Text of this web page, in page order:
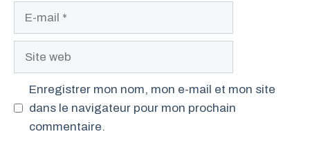
Enregistrer mon nom, mon e-mail et mon site
dans le navigateur pour mon prochain
commentaire.